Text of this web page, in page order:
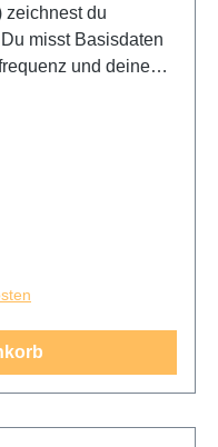
zeichnest du
misst Basisdaten
und deinen